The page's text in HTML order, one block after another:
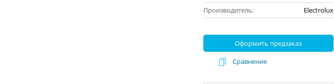
Производитель:
Electrolux
Оформить предзаказ
Сравнение